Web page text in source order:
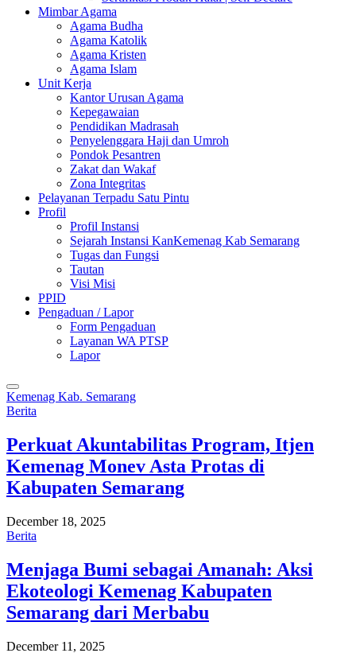
Mimbar Agama
Agama Budha
Agama Katolik
Agama Kristen
Agama Islam
Unit Kerja
Kantor Urusan Agama
Kepegawaian
Pendidikan Madrasah
Penyelenggara Haji dan Umroh
Pondok Pesantren
Zakat dan Wakaf
Zona Integritas
Pelayanan Terpadu Satu Pintu
Profil
Profil Instansi
Sejarah Instansi KanKemenag Kab Semarang
Tugas dan Fungsi
Tautan
Visi Misi
PPID
Pengaduan / Lapor
Form Pengaduan
Layanan WA PTSP
Lapor
Kemenag Kab. Semarang
Berita
Perkuat Akuntabilitas Program, Itjen
Kemenag Monev Asta Protas di
Kabupaten Semarang
December 18, 2025
Berita
Menjaga Bumi sebagai Amanah: Aksi
Ekoteologi Kemenag Kabupaten
Semarang dari Merbabu
December 11, 2025